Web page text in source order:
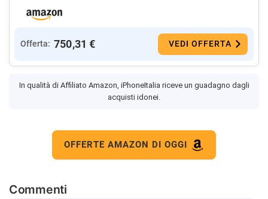
Offerta: 750,31 € VEDI OFFERTA
In qualità di Affiliato Amazon, iPhoneItalia riceve un guadagno dagli
acquisti idonei.
OFFERTE AMAZON DI OGGI
Commenti